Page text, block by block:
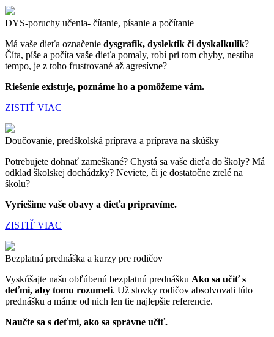
DYS-poruchy učenia- čítanie, písanie a počítanie
Má vaše dieťa označenie dysgrafik, dyslektik či dyskalkulik?
Číta, píše a počíta vaše dieťa pomaly, robí pri tom chyby, nestíha
tempo, je z toho frustrované až agresívne?
Riešenie existuje, poznáme ho a pomôžeme vám.
ZISTIŤ VIAC
Doučovanie, predškolská príprava a príprava na skúšky
Potrebujete dohnať zameškané? Chystá sa vaše dieťa do školy? Má
odklad školskej dochádzky? Neviete, či je dostatočne zrelé na
školu?
Vyriešime vaše obavy a dieťa pripravíme.
ZISTIŤ VIAC
Bezplatná prednáška a kurzy pre rodičov
Vyskúšajte našu obľúbenú bezplatnú prednášku Ako sa učiť s
deťmi, aby tomu rozumeli. Už stovky rodičov absolvovali túto
prednášku a máme od nich len tie najlepšie referencie.
Naučte sa s deťmi, ako sa správne učiť.